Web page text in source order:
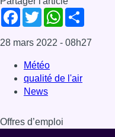
Facebook
TwitterWhatsApp
28 mars 2022 - 08h27
Météo
qualité de l'air
News
Offres d’emploi